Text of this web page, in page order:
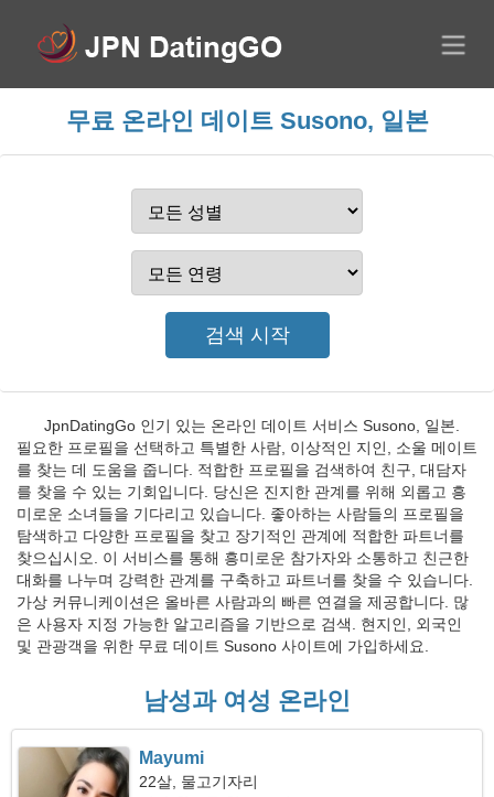
무료 온라인 데이트 Susono, 일본
JpnDatingGo 인기 있는 온라인 데이트 서비스 Susono, 일본.
필요한 프로필을 선택하고 특별한 사람, 이상적인 지인, 소울 메이트
를 찾는 데 도움을 줍니다. 적합한 프로필을 검색하여 친구, 대담자
를 찾을 수 있는 기회입니다. 당신은 진지한 관계를 위해 외롭고 흥
미로운 소녀들을 기다리고 있습니다. 좋아하는 사람들의 프로필을
탐색하고 다양한 프로필을 찾고 장기적인 관계에 적합한 파트너를
찾으십시오. 이 서비스를 통해 흥미로운 참가자와 소통하고 친근한
대화를 나누며 강력한 관계를 구축하고 파트너를 찾을 수 있습니다.
가상 커뮤니케이션은 올바른 사람과의 빠른 연결을 제공합니다. 많
은 사용자 지정 가능한 알고리즘을 기반으로 검색. 현지인, 외국인
및 관광객을 위한 무료 데이트 Susono 사이트에 가입하세요.
남성과 여성 온라인
Mayumi
22살, 물고기자리